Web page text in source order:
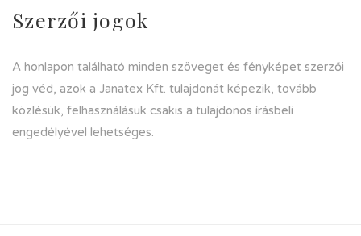
Szerzői jogok
A honlapon található minden szöveget és fényképet szerzői
jog véd, azok a Janatex Kft. tulajdonát képezik, tovább
közlésük, felhasználásuk csakis a tulajdonos írásbeli
engedélyével lehetséges.